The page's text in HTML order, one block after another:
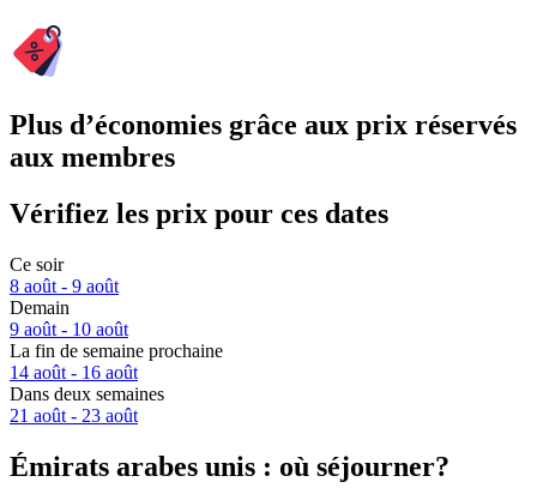
Plus d’économies grâce aux prix réservés
aux membres
Vérifiez les prix pour ces dates
Ce soir
8 août - 9 août
Demain
9 août - 10 août
La fin de semaine prochaine
14 août - 16 août
Dans deux semaines
21 août - 23 août
Émirats arabes unis : où séjourner?